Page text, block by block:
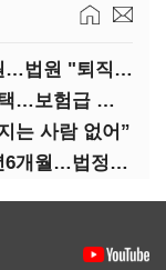
퇴직 후 형사처벌 받은 고위 공무원…법원 "퇴직수당 환수는 부당"
대법 “교통사고 후 우울증 극단 선택…보험급 지급해야”
는 사람 없어”
‘75억 횡령’ 홍문종, 2심서 징역 4년6개월…법정구속